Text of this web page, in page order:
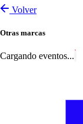
Volver
Otras marcas
Cargando eventos...